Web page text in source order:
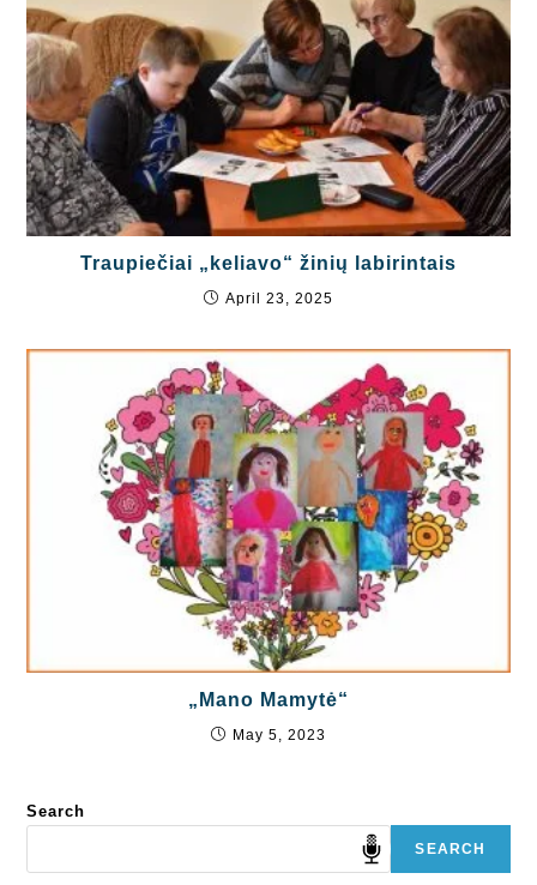
Traupiečiai „keliavo“ žinių labirintais
April 23, 2025
„Mano Mamytė“
May 5, 2023
Search
SEARCH